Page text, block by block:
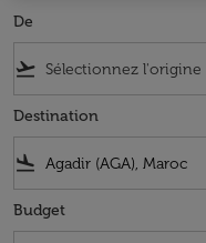
De
flight_takeoff
Destination
flight_land
Budget